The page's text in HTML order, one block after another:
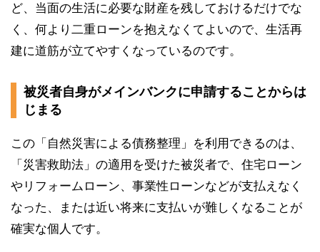
ど、当面の生活に必要な財産を残しておけるだけでな
く、何より二重ローンを抱えなくてよいので、生活再
建に道筋が立てやすくなっているのです。
被災者自身がメインバンクに申請することからは
じまる
この「自然災害による債務整理」を利用できるのは、
「災害救助法」の適用を受けた被災者で、住宅ローン
やリフォームローン、事業性ローンなどが支払えなく
なった、または近い将来に支払いが難しくなることが
確実な個人です。